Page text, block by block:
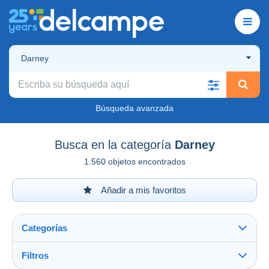
Darney
Búsqueda avanzada
Busca en la categoría Darney
1.560 objetos encontrados
Añadir a mis favoritos
Categorías
Filtros